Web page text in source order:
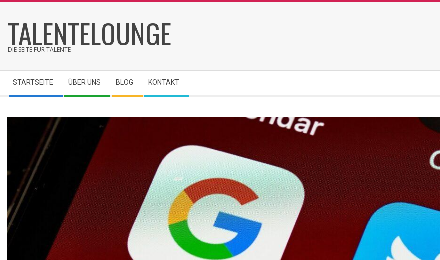
content
TALENTELOUNGE
DIE SEITE FÜR TALENTE
Navigation
Menu
STARTSEITE ÜBER UNS BLOG KONTAKT